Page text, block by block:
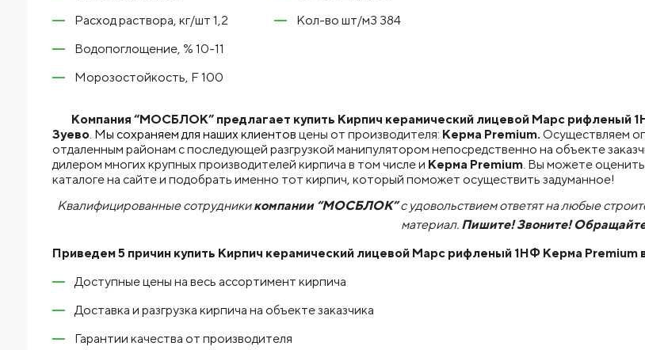
Расход раствора, кг/шт 1,2
Водопоглощение, % 10-11
Морозостойкость, F 100
Кол-во шт/м3 384
Компания “МОСБЛОК” предлагает купить Кирпич керамический лицевой Марс рифленый
Зуево. Мы сохраняем для наших клиентов цены от производителя: Керма Premium. Осуществляем
отдаленным районам с последующей разгрузкой манипулятором непосредственно на объекте
дилером многих крупных производителей кирпича в том числе и Керма Premium. Вы можете
каталоге на сайте и подобрать именно тот кирпич, который поможет осуществить задуманное!
Квалифицированные сотрудникикомпании “МОСБЛОК”с удовольствием ответят на любые
материал. Пишите! Звоните!
Приведем 5 причин купить Кирпич керамический лицевой Марс рифленый 1НФ Керма Premium
Доступные цены на весь ассортимент кирпича
Доставка и разгрузка кирпича на объекте заказчика
Гарантии качества от производителя